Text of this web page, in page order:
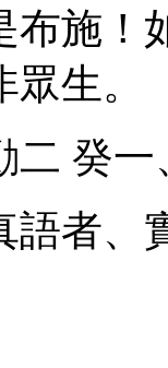
布施！
生。
二 癸一
語者、